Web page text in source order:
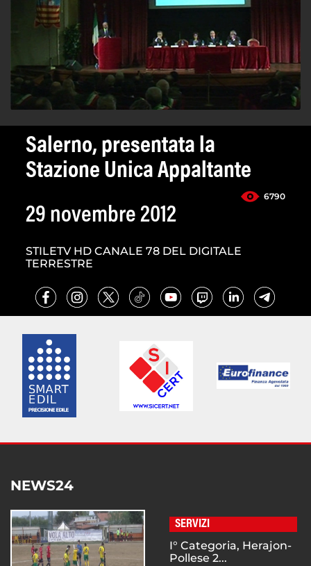
Salerno, presentata la
Stazione Unica Appaltante
6790
29 novembre 2012
STILETV HD CANALE 78 DEL DIGITALE
TERRESTRE
NEWS24
SERVIZI
I° Categoria, Herajon-
Pollese 2...